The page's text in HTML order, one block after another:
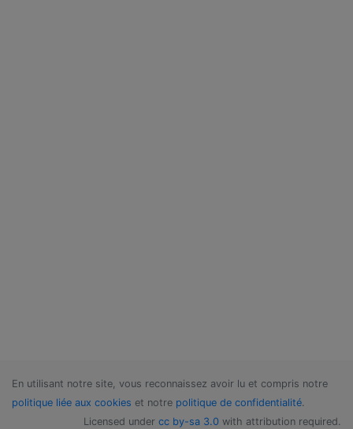
En utilisant notre site, vous reconnaissez avoir lu et compris notre
politique liée aux cookies et notre politique de confidentialité.
Licensed under cc by-sa 3.0 with attribution required.